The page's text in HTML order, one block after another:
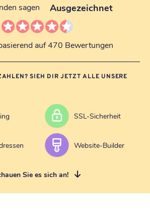
sagen Ausgezeichnet
auf 470 Bewertungen
SIEH DIR JETZT ALLE UNSERE
SSL-Sicherheit
Website-Builder
Sie es sich an!